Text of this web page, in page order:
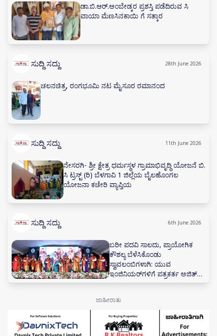
ಡಾ.ಬಿ.ಆರ್.ಅಂಬೇಡ್ಕರ ಪ್ರಶಸ್ತಿ ಪಡೆದಿರುವ ಸಿ
ವಾಯಾ ಮೆಣಸಿನಕಾಯಿ ಗೆ ಸತ್ಕಾರ
ಸುದ್ದಿ ಸದ್ದು 28th June 2026
ಚಲನಚಿತ್ರ, ರಂಗಭೂಮಿ ನಟ ಮೈಸೂರ ರಮಾನಂದ
ಸುದ್ದಿ ಸದ್ದು 11th June 2026
ನೇಸರಗಿ- ಶ್ರೀ ಕ್ಷೇತ್ರ ಧರ್ಮಸ್ಥಳ ಗ್ರಾಮಾಭಿವೃದ್ಧಿ ಯೋಜನೆ ಬಿ.
ಸಿ ಟ್ರಸ್ಟ್ (ರಿ) ಬೆಳಗಾವಿ 1 ಜಿಲ್ಲೆಯ ಬೈಲಹೊಂಗಲ
ಯೋಜನಾ ಕಚೇರಿ ವ್ಯಾಪ್ತಿಯ
ಸುದ್ದಿ ಸದ್ದು 6th June 2026
ಬರೀ ಪದವಿ ಸಾಲದು, ಪ್ರಾಯೋಗಿಕ
ಕೌಶಲ್ಯ ಬೆಳೆಸಿಕೊಂಡು
ಸ್ವಾವಲಂಬಿಗಳಾಗಿ: ಯುವ
ಇಂಜಿನಿಯರ್‌ಗಳಿಗೆ ಪತ್ರಕರ್ತ ಅಜಿತ್
ಹನಮಕ್ಕನವರ ಕರೆ